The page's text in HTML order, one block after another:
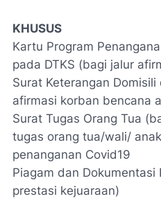
KHUSUS
Kartu Program
pada DTKS (bagi jalur
Surat Keterangan
afirmasi korban bencana
Surat Tugas Orang Tua
tugas orang tua/wali/
penanganan Covid19
Piagam dan
prestasi kejuaraan)